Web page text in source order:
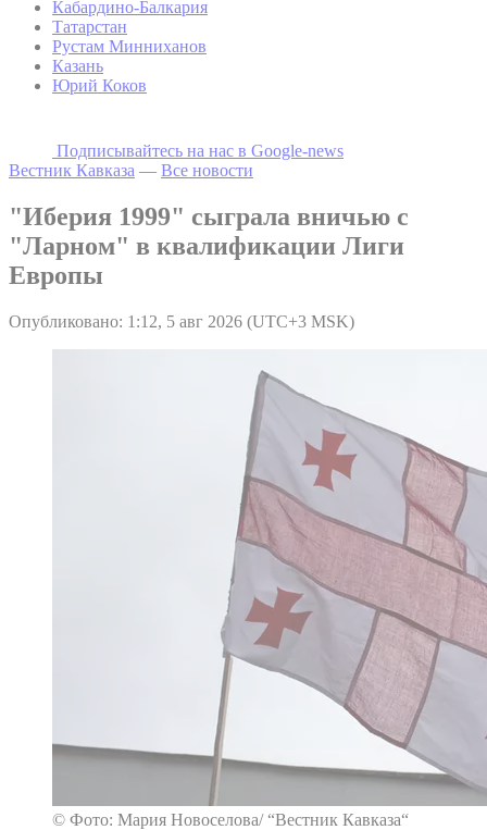
Кабардино-Балкария
Татарстан
Рустам Минниханов
Казань
Юрий Коков
Подписывайтесь на наc в Google-news
Вестник Кавказа — Все новости
"Иберия 1999" сыграла вничью с
"Ларном" в квалификации Лиги
Европы
Опубликовано: 1:12, 5 авг 2026 (UTC+3 MSK)
© Фото: Мария Новоселова/ “Вестник Кавказа“